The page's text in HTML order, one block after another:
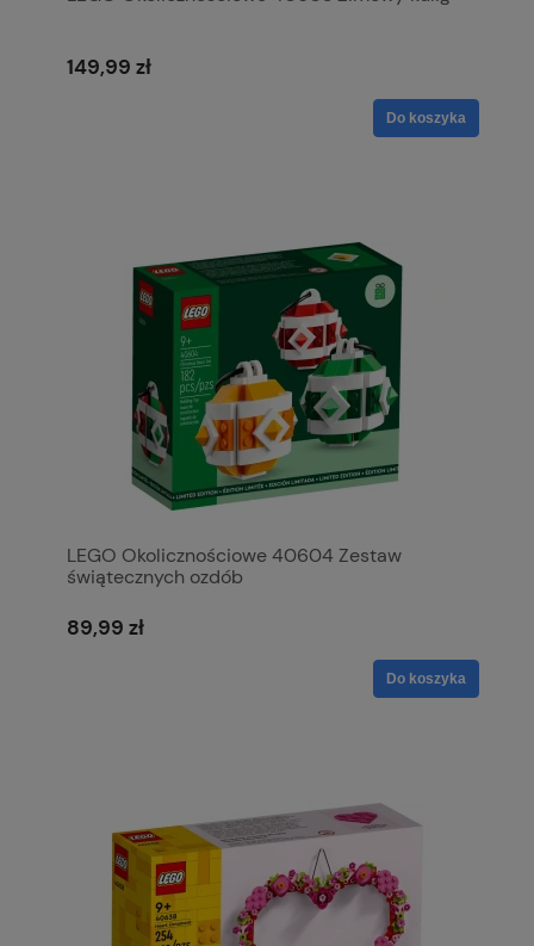
149,99 zł
Do koszyka
LEGO Okolicznościowe 40604 Zestaw
świątecznych ozdób
89,99 zł
Do koszyka